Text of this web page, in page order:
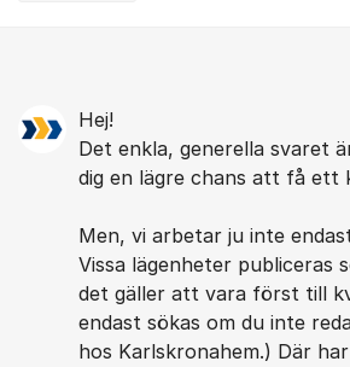
Hej!
Det enkla, generella svaret
dig en lägre chans att få ett
Men, vi arbetar ju inte
Vissa lägenheter publiceras
det gäller att vara först till
endast sökas om du inte
hos Karlskronahem.) Där